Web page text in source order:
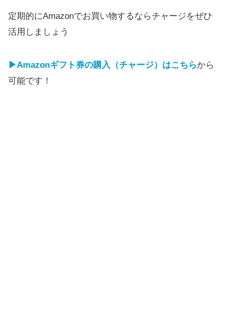
定期的にAmazonでお買い物するならチャージをぜひ
活用しましょう
▶Amazonギフト券の購入（チャージ）はこちらから
可能です！